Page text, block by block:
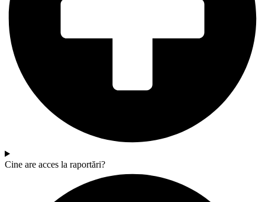
Cine are acces la raportări?